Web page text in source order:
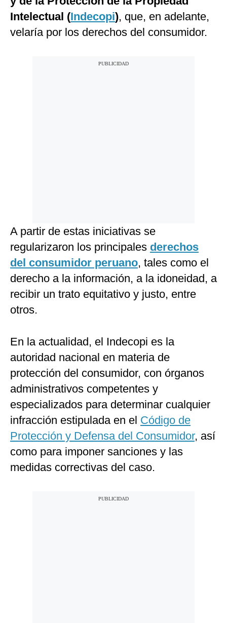
Intelectual (Indecopi), que, en adelante,
velaría por los derechos del consumidor.
A partir de estas iniciativas se
regularizaron los principales derechos
del consumidor peruano, tales como el
derecho a la información, a la idoneidad, a
recibir un trato equitativo y justo, entre
otros.
En la actualidad, el Indecopi es la
autoridad nacional en materia de
protección del consumidor, con órganos
administrativos competentes y
especializados para determinar cualquier
infracción estipulada en el Código de
Protección y Defensa del Consumidor, así
como para imponer sanciones y las
medidas correctivas del caso.